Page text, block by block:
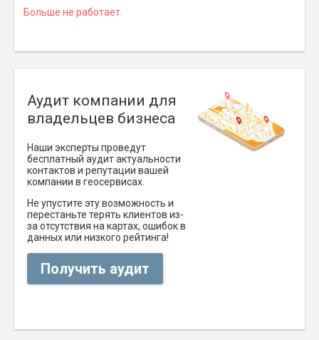
Больше не работает.
Аудит компании для
владельцев бизнеса
Наши эксперты проведут
бесплатный аудит актуальности
контактов и репутации вашей
компании в геосервисах.
Не упустите эту возможность и
перестаньте терять клиентов из-
за отсутствия на картах, ошибок в
данных или низкого рейтинга!
Получить аудит